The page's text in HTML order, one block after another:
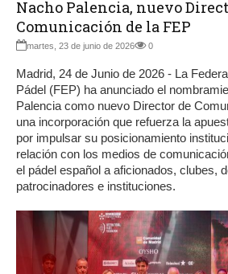
Nacho Palencia, nuevo
Comunicación de la FEP
martes, 23 de junio de 2026 0
Madrid, 24 de Junio de 2026 - La
Pádel (FEP) ha anunciado el
Palencia como nuevo Director de
una incorporación que refuerza la
por impulsar su posicionamiento
relación con los medios de
el pádel español a aficionados, clubes,
patrocinadores e instituciones.